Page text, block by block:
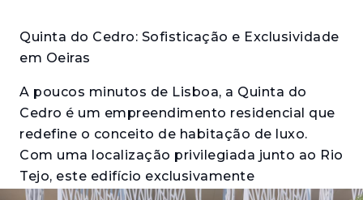
Quinta do Cedro: Sofisticação e Exclusividade
em Oeiras
A poucos minutos de Lisboa, a Quinta do
Cedro é um empreendimento residencial que
redefine o conceito de habitação de luxo.
Com uma localização privilegiada junto ao Rio
Tejo, este edifício exclusivamente